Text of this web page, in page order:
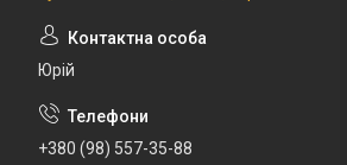
Юрій
+380 (98) 557-35-88